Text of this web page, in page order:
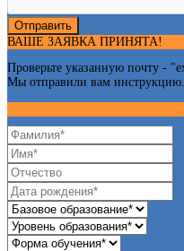
Отправить
ВАШЕ ЗАЯВКА ПРИНЯТА!
Проверьте указанную почту - "
Мы отправили вам инструкцию.